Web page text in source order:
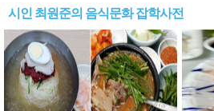
시인 최원준의 음식문화 잡학사전